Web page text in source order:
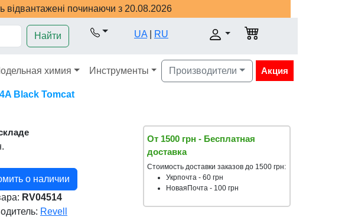
відвантажені починаючи з 20.08.2026
Найти UA RU
химия Инструменты Производители Акция
Black Tomcat
о наличии
RV04514
Revell
От 1500 грн - Бесплатная
доставка
Стоимость доставки заказов до 1500 грн:
Укрпочта - 60 грн
НоваяПочта - 100 грн